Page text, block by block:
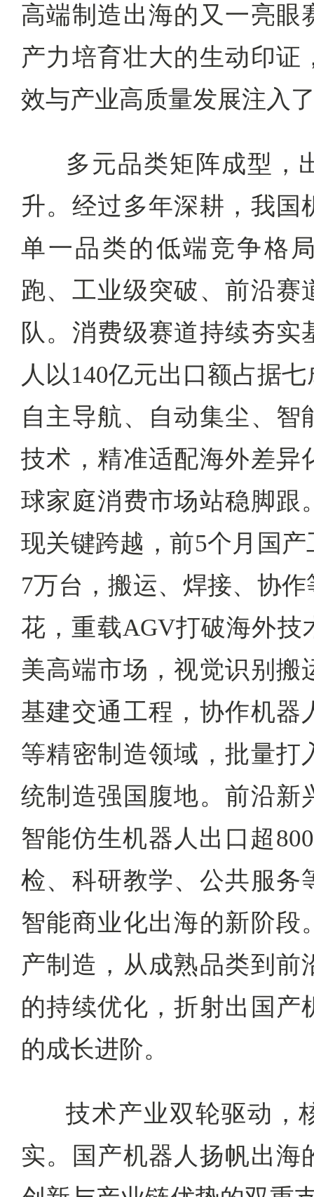
高端制造出海的又一亮眼
产力培育壮大的生动印证
效与产业高质量发展注入
多元品类矩阵成型，
升。经过多年深耕，我国
单一品类的低端竞争格
跑、工业级突破、前沿赛
队。消费级赛道持续夯实
人以140亿元出口额占据
自主导航、自动集尘、智
技术，精准适配海外差异
球家庭消费市场站稳脚跟
现关键跨越，前5个月国
7万台，搬运、焊接、协
花，重载AGV打破海外技
美高端市场，视觉识别搬
基建交通工程，协作机器
等精密制造领域，批量打
统制造强国腹地。前沿新
智能仿生机器人出口超
检、科研教学、公共服务
智能商业化出海的新阶段
产制造，从成熟品类到前
的持续优化，折射出国产
的成长进阶。
技术产业双轮驱动，
实。国产机器人扬帆出海